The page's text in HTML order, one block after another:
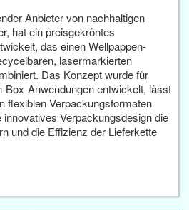
Anbieter von nachhaltigen
hat ein preisgekröntes
das einen Wellpappen-
lasermarkierten
Das Konzept wurde für
Box-Anwendungen entwickelt, lässt
flexiblen Verpackungsformaten
Verpackungsdesign die
und die Effizienz der Lieferkette